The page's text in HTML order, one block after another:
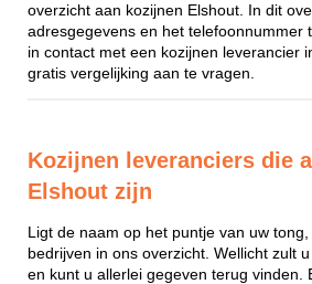
overzicht aan kozijnen Elshout. In dit
adresgegevens en het telefoonnummer
in contact met een kozijnen leverancier
gratis vergelijking aan te vragen.
Kozijnen leveranciers die
Elshout zijn
Ligt de naam op het puntje van uw
bedrijven in ons overzicht. Wellicht zult
en kunt u allerlei gegeven terug vinden.